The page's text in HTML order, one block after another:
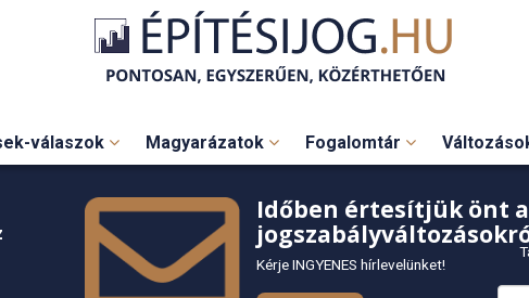
válaszok Magyarázatok Fogalomtár
Időben értesítjük önt a
Kérje INGYENES hírlevelünket!